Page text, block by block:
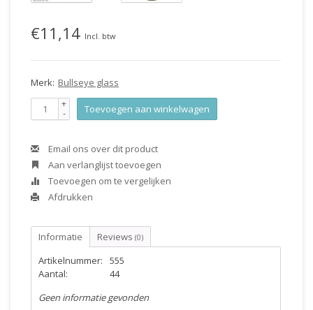
€11,14 Incl. btw
Merk: Bullseye glass
+
- Toevoegen aan winkelwagen
Email ons over dit product
Aan verlanglijst toevoegen
Toevoegen om te vergelijken
Afdrukken
Informatie Reviews (0)
Artikelnummer:
555
Aantal:
44
Geen informatie gevonden